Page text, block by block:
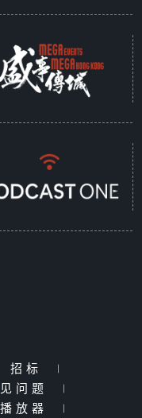
招标
|
问题
|
放器 |